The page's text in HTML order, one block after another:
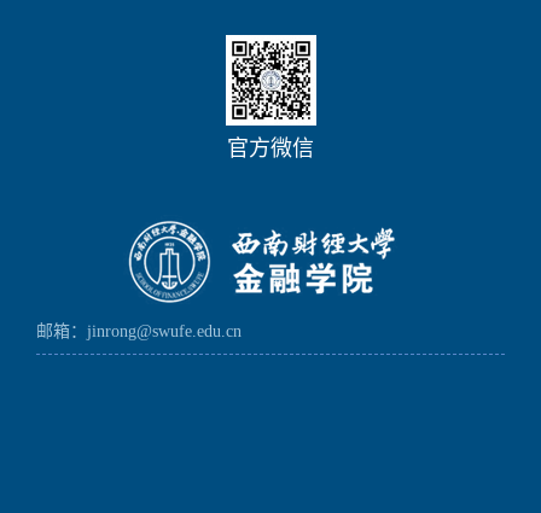
官方微信
邮箱：jinrong@swufe.edu.cn